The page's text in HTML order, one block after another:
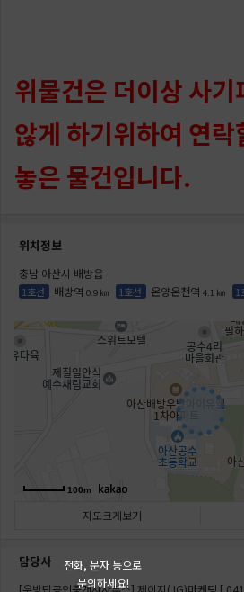
전화, 문자 등으로
문의하세요!
위물건은 더이상 사기
않게 하기위하여 연락
놓은 물건입니다.
위치정보
충남 아산시 배방읍
1호선 배방역 0.9 ㎞ 1호선 온양온천역 4.1 ㎞ 1
100m
지도크게보기
담당사
[우방탑공인중개사사무소] 제이지(JG)마케팅 [